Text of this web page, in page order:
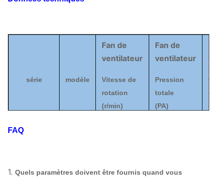
série modèle
Fan de
ventilateur
Vitesse de
rotation
(r/min)
Fan de
ventilateur
Pression
totale
(PA)
(
6-05
centrifuge
7C 1680 2880 8012
FAQ
1. Quels paramètres doivent être fournis quand vous